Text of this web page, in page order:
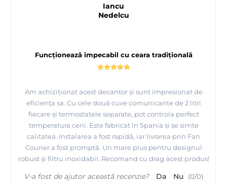
Funcționează impecabil cu ceara tradițională
Am achiziționat acest decantor și sunt impresionat de
eficiența sa. Cu cele două cuve comunicante de 2 litri
fiecare și termostatele separate, pot controla perfect
temperatura cerii. Este fabricat în Spania și se simte
calitatea. Instalarea a fost rapidă, iar livrarea prin Fan
Courier a fost promptă. Un mare plus pentru designul
robust și filtru inoxidabil. Recomand cu drag acest produs!
Iancu
Nedelcu
V-a fost de ajutor această recenzie? Da Nu (0/0)